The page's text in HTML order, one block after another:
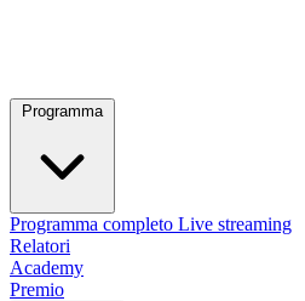
Programma
Programma completo Live streaming
Relatori
Academy
Premio